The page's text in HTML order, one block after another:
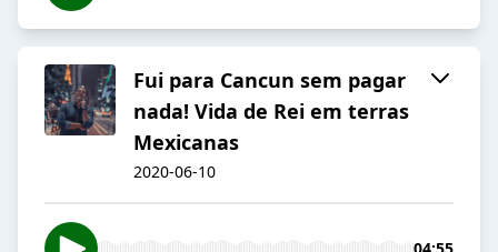
Fui para Cancun sem pagar
nada! Vida de Rei em terras
Mexicanas
2020-06-10